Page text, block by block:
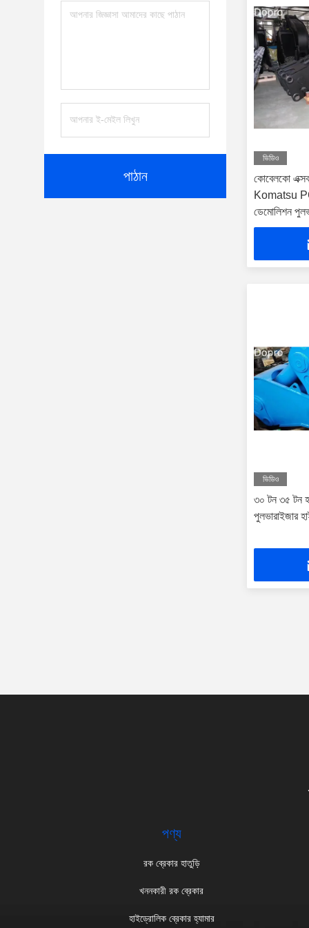
পাঠান
ভিডিও
কোবেলকো
Komatsu
ডেমোলিশন
ভিডিও
৩০ টন ৩৫ টন
পুলভারাইজার
পণ্য
রক ব্রেকার হাতুড়ি
খননকারী রক ব্রেকার
হাইড্রোলিক ব্রেকার হ্যামার